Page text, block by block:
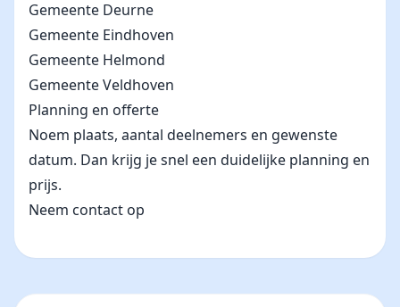
Gemeente Deurne
Gemeente Eindhoven
Gemeente Helmond
Gemeente Veldhoven
Planning en offerte
Noem plaats, aantal deelnemers en gewenste
datum. Dan krijg je snel een duidelijke planning en
prijs.
Neem contact op